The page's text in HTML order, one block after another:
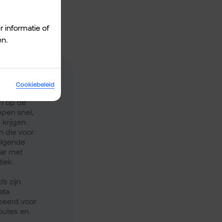
online
op de
snel,
die voor
met
zijn
voor
en
informatie of
Cookiebeleid